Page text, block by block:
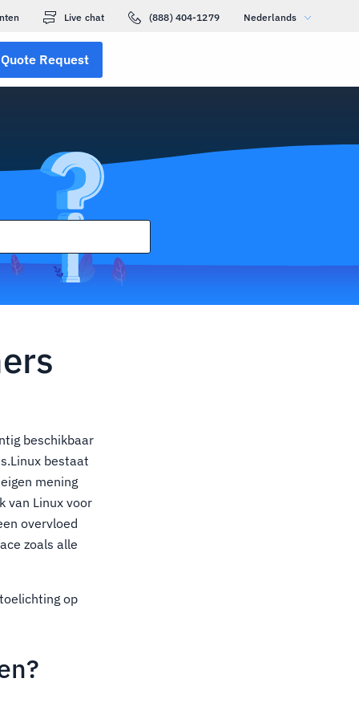
Live chat (888) 404-1279 Nederlands
Quote Request
beschikbaar
bestaat
mening
van Linux voor
overvloed
zoals alle
op